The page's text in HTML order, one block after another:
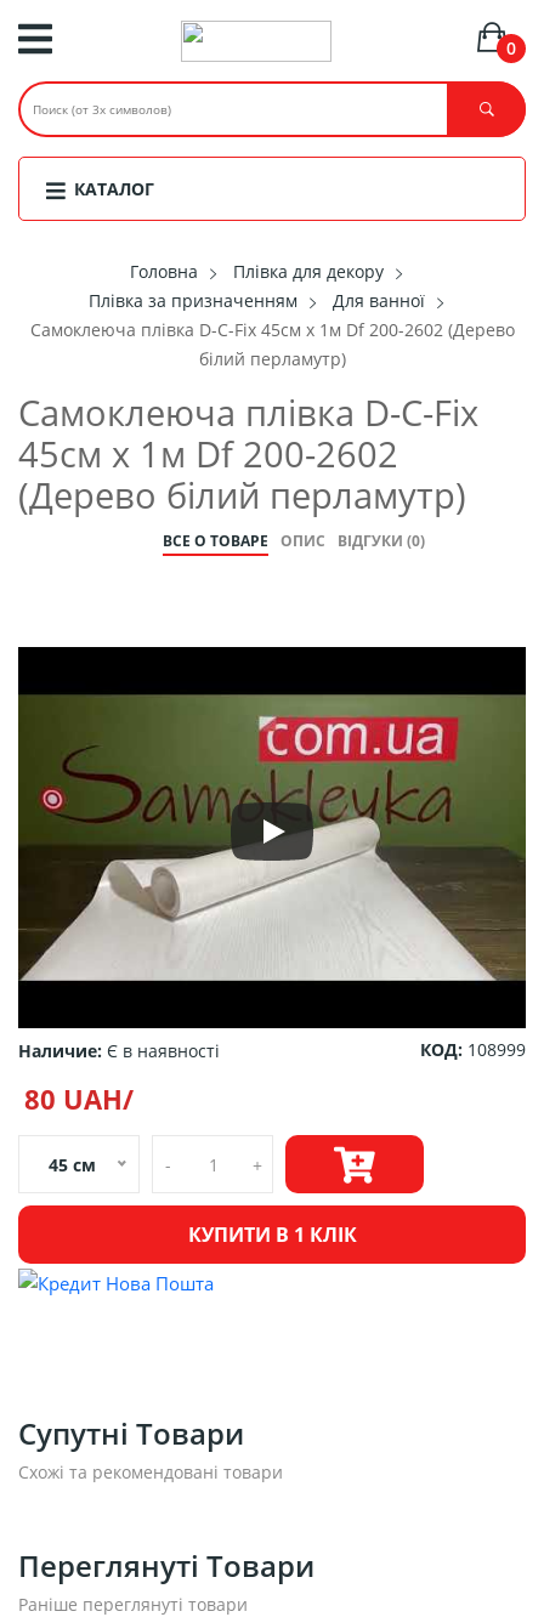
0
КАТАЛОГ
Головнa
Плівка для декору
Плівка за призначенням
Для ванної
Самоклеюча плівка D-C-Fix 45см х 1м Df 200-2602 (Дерево
білий перламутр)
Самоклеюча плівка D-C-Fix
45см х 1м Df 200-2602
(Дерево білий перламутр)
ВСЕ О ТОВАРЕ ОПИС ВІДГУКИ (0)
Наличие: Є в наявності КОД: 108999
80 UAH/
45 см - +
КУПИТИ В 1 КЛІК
Супутні Товари
Схожі та рекомендовані товари
Переглянуті Товари
Раніше переглянуті товари